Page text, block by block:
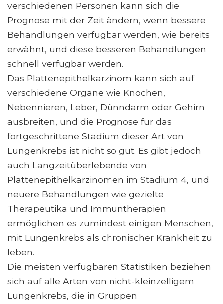
verschiedenen Personen kann sich die
Prognose mit der Zeit ändern, wenn bessere
Behandlungen verfügbar werden, wie bereits
erwähnt, und diese besseren Behandlungen
schnell verfügbar werden.
Das Plattenepithelkarzinom kann sich auf
verschiedene Organe wie Knochen,
Nebennieren, Leber, Dünndarm oder Gehirn
ausbreiten, und die Prognose für das
fortgeschrittene Stadium dieser Art von
Lungenkrebs ist nicht so gut. Es gibt jedoch
auch Langzeitüberlebende von
Plattenepithelkarzinomen im Stadium 4, und
neuere Behandlungen wie gezielte
Therapeutika und Immuntherapien
ermöglichen es zumindest einigen Menschen,
mit Lungenkrebs als chronischer Krankheit zu
leben.
Die meisten verfügbaren Statistiken beziehen
sich auf alle Arten von nicht-kleinzelligem
Lungenkrebs, die in Gruppen